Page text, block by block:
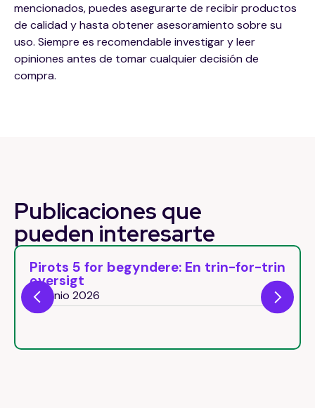
mencionados, puedes asegurarte de recibir productos
de calidad y hasta obtener asesoramiento sobre su
uso. Siempre es recomendable investigar y leer
opiniones antes de tomar cualquier decisión de
compra.
Publicaciones que
pueden interesarte
Pirots 5 for begyndere: En trin-for-trin
oversigt
29 junio 2026